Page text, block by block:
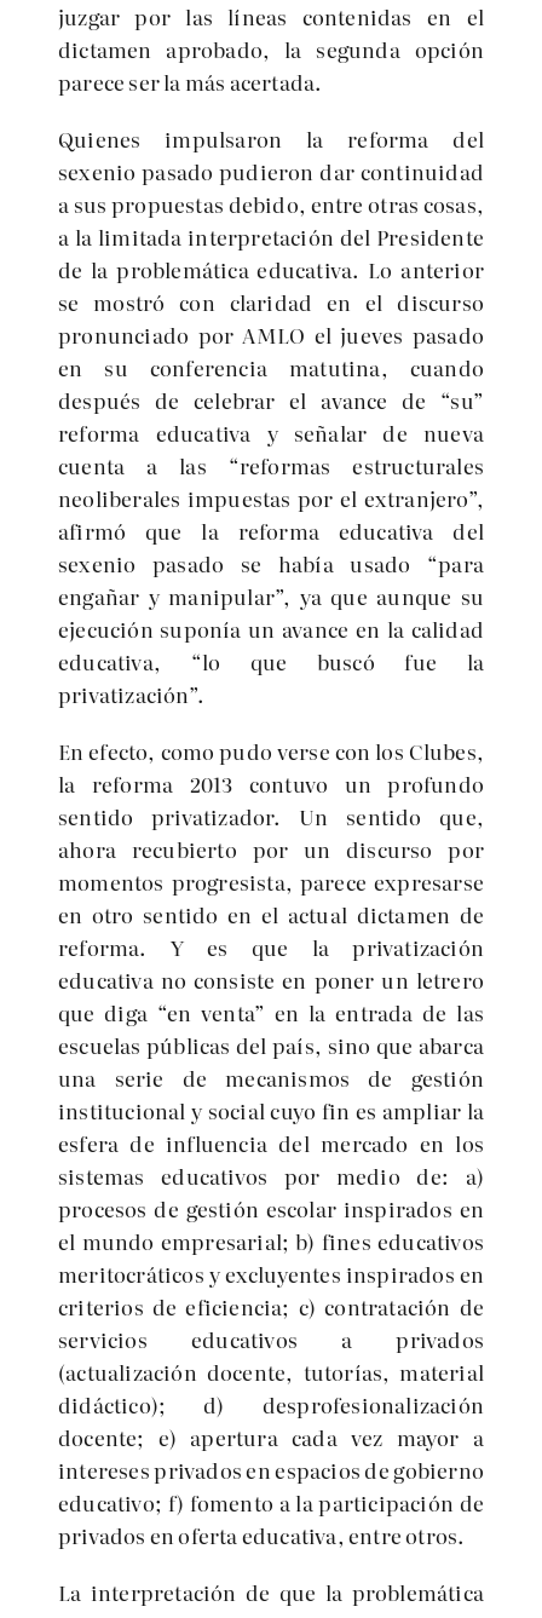
juzgar por las líneas contenidas en el
dictamen aprobado, la segunda opción
parece ser la más acertada.
Quienes impulsaron la reforma del
sexenio pasado pudieron dar continuidad
a sus propuestas debido, entre otras cosas,
a la limitada interpretación del Presidente
de la problemática educativa. Lo anterior
se mostró con claridad en el discurso
pronunciado por AMLO el jueves pasado
en su conferencia matutina, cuando
después de celebrar el avance de
su
reforma educativa y señalar de nueva
cuenta a las
reformas estructurales
neoliberales impuestas por el extranjero ,
afirmó que la reforma educativa del
sexenio pasado se había usado
para
engañar y manipular , ya que aunque su
ejecución suponía un avance en la calidad
educativa,
lo que buscó fue la
privatización .
En efecto, como pudo verse con los Clubes,
la reforma 2013 contuvo un profundo
sentido privatizador. Un sentido que,
ahora recubierto por un discurso por
momentos progresista, parece expresarse
en otro sentido en el actual dictamen de
reforma. Y es que la privatización
educativa no consiste en poner un letrero
que diga
en venta
en la entrada de las
escuelas públicas del país, sino que abarca
una serie de mecanismos de gestión
institucional y social cuyo fin es ampliar la
esfera de influencia del mercado en los
sistemas educativos por medio de: a)
procesos de gestión escolar inspirados en
el mundo empresarial; b) fines educativos
meritocráticos y excluyentes inspirados en
criterios de eficiencia; c) contratación de
servicios educativos a privados
(actualización docente, tutorías, material
didáctico); d) desprofesionalización
docente; e) apertura cada vez mayor a
intereses privados en espacios de gobierno
educativo; f) fomento a la participación de
privados en oferta educativa, entre otros.
La interpretación de que la problemática